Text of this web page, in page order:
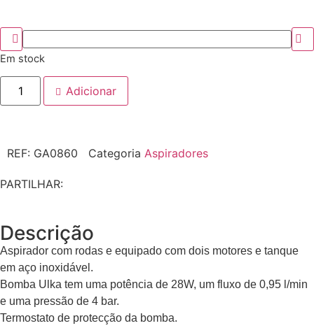
Em stock
Adicionar
REF: GA0860 Categoria Aspiradores
PARTILHAR:
Descrição
Aspirador com rodas e equipado com dois motores e tanque
em aço inoxidável.
Bomba Ulka tem uma potência de 28W, um fluxo de 0,95 l/min
e uma pressão de 4 bar.
Termostato de protecção da bomba.